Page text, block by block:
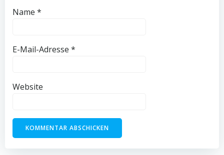
Name *
E-Mail-Adresse *
Website